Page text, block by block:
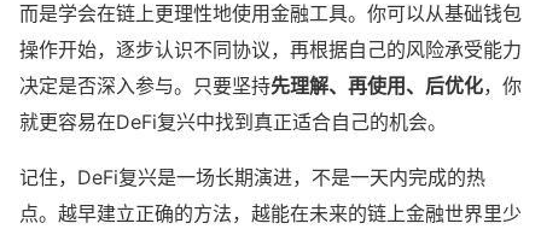
而是学会在链上更理性地使用金融工具。你可以从基础钱包
操作开始，逐步认识不同协议，再根据自己的风险承受能力
决定是否深入参与。只要坚持先理解、再使用、后优化，你
就更容易在DeFi复兴中找到真正适合自己的机会。
记住，DeFi复兴是一场长期演进，不是一天内完成的热
点。越早建立正确的方法，越能在未来的链上金融世界里少